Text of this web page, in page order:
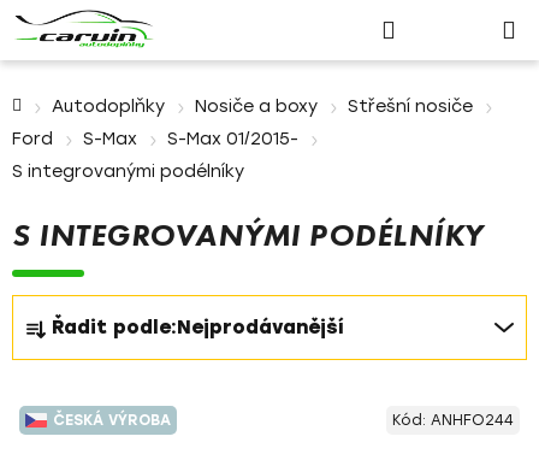
Přihlášení
košík
Autodoplňky Nosiče a boxy
Střešní nosiče
Ford
S-Max
S-Max 01/2015-
S integrovanými podélníky
S INTEGROVANÝMI PODÉLNÍKY
Ř
a
z
e
n
Řadit podle:Nejprodávanější
V
ý
ČESKÁ VÝROBA Kód: ANHFO244